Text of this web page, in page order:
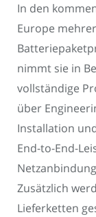
In den
Europe
nimmt sie in
vollständige
über
Installation
End-to-End-
Zusätzlich
Lieferketten